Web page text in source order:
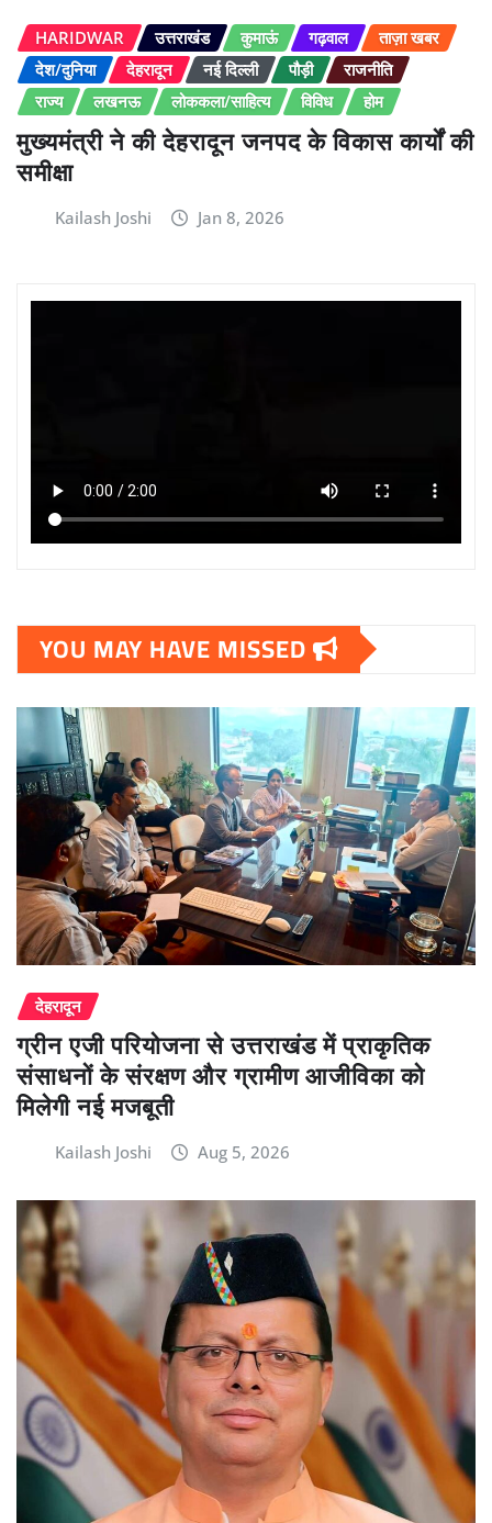
HARIDWAR उत्तराखंड कुमाऊं गढ़वाल
ताज़ा खबर
देश/दुनिया
देहरादून नई दिल्ली पौड़ी
राजनीति
राज्य
लखनऊ लोककला/साहित्य विविध होम
मुख्यमंत्री ने की देहरादून जनपद के विकास कार्यों की
समीक्षा
Kailash Joshi Jan 8, 2026
YOU MAY HAVE MISSED
देहरादून
ग्रीन एजी परियोजना से उत्तराखंड में प्राकृतिक
संसाधनों के संरक्षण और ग्रामीण आजीविका को
मिलेगी नई मजबूती
Kailash Joshi Aug 5, 2026